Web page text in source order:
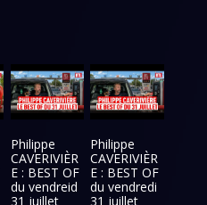
Philippe
CAVERIVIÈR
E : BEST OF
du vendreid
31 juillet
Philippe
CAVERIVIÈR
E : BEST OF
du vendredi
31 juillet